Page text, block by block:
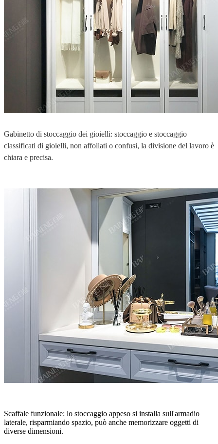
Gabinetto di stoccaggio dei gioielli: stoccaggio e stoccaggio
classificati di gioielli, non affollati o confusi, la divisione del lavoro è
chiara e precisa.
Scaffale funzionale: lo stoccaggio appeso si installa sull'armadio
laterale, risparmiando spazio, può anche memorizzare oggetti di
diverse dimensioni.